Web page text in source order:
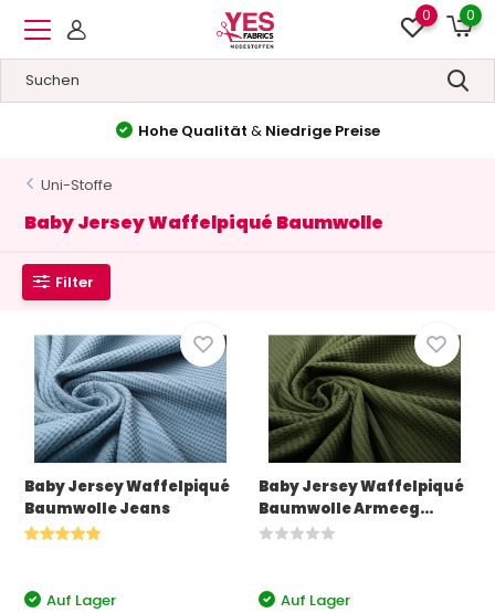
0 0
Hohe Qualität & Niedrige Preise
Uni-Stoffe
Baby Jersey Waffelpiqué Baumwolle
Filter
Baby Jersey Waffelpiqué
Baumwolle Jeans
Auf Lager
Baby Jersey Waffelpiqué
Baumwolle Armeeg...
Auf Lager